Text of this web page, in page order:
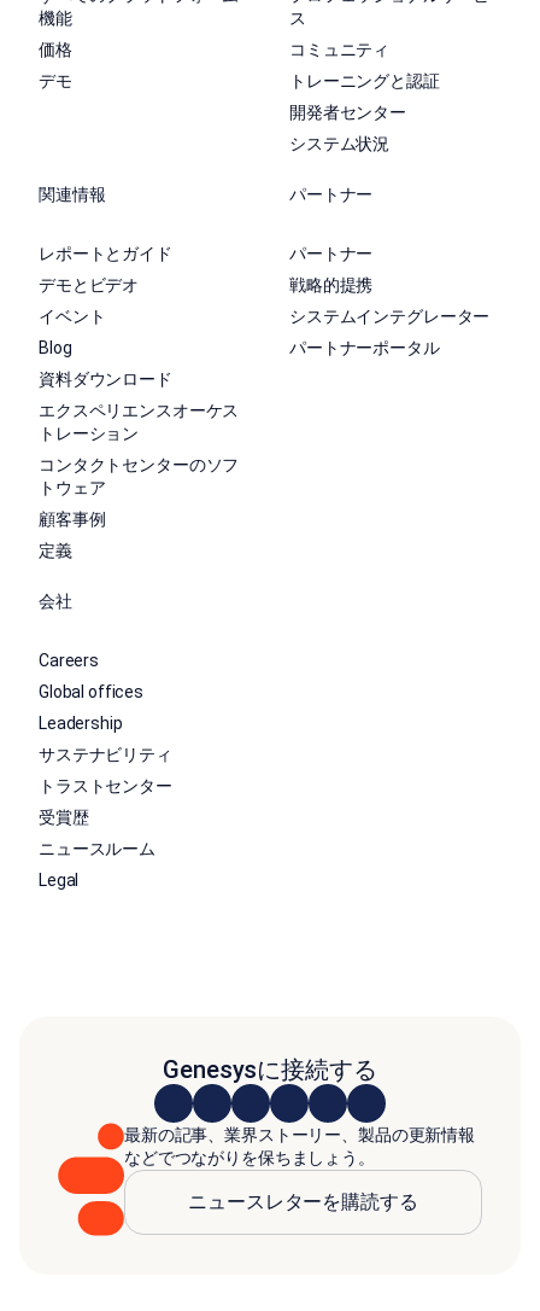
機能
価格
デモ
ス
コミュニティ
トレーニングと認証
開発者センター
システム状況
関連情報
レポートとガイド
デモとビデオ
イベント
Blog
資料ダウンロード
エクスペリエンスオーケス
トレーション
コンタクトセンターのソフ
トウェア
顧客事例
定義
パートナー
パートナー
戦略的提携
システムインテグレーター
パートナーポータル
会社
Careers
Global offices
Leadership
サステナビリティ
トラストセンター
受賞歴
ニュースルーム
Legal
Genesysに接続する
最新の記事、業界ストーリー、製品の更新情報
などでつながりを保ちましょう。
ニュースレターを購読する